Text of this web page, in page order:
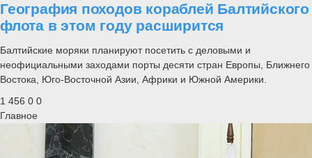
География походов кораблей Балтийского
флота в этом году расширится
Балтийские моряки планируют посетить с деловыми и
неофициальными заходами порты десяти стран Европы, Ближнего
Востока, Юго-Восточной Азии, Африки и Южной Америки.
1 456 0 0
Главное